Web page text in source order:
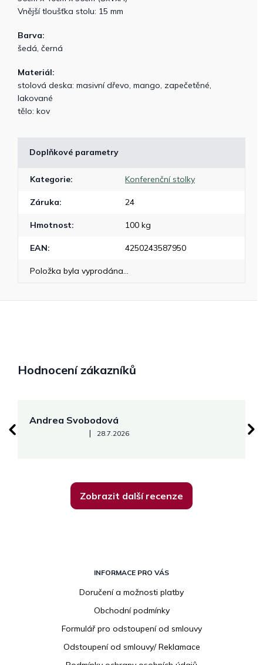
Vnější tloušťka stolu: 15 mm
Barva:
šedá, černá
Materiál:
stolová deska: masivní dřevo, mango, zapečetěné,
lakované
tělo: kov
Doplňkové parametry
Kategorie: Konferenční stolky
Záruka: 24
Hmotnost: 100 kg
EAN: 4250243587950
Položka byla vyprodána…
Hodnocení zákazníků
Andrea Svobodová
Hodnocení obchodu je 5 z 5 hvězdiček.
| 28.7.2026
Zobrazit další recenze
INFORMACE PRO VÁS
Doručení a možnosti platby
Obchodní podmínky
Formulář pro odstoupení od smlouvy
Odstoupení od smlouvy/ Reklamace